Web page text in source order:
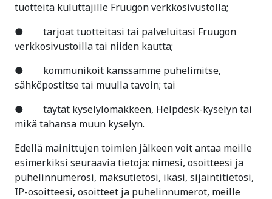
tuotteita kuluttajille Fruugon verkkosivustolla;
● tarjoat tuotteitasi tai palveluitasi Fruugon
verkkosivustoilla tai niiden kautta;
● kommunikoit kanssamme puhelimitse,
sähköpostitse tai muulla tavoin; tai
● täytät kyselylomakkeen, Helpdesk-kyselyn tai
mikä tahansa muun kyselyn.
Edellä mainittujen toimien jälkeen voit antaa meille
esimerkiksi seuraavia tietoja: nimesi, osoitteesi ja
puhelinnumerosi, maksutietosi, ikäsi, sijaintitietosi,
IP-osoitteesi, osoitteet ja puhelinnumerot, meille